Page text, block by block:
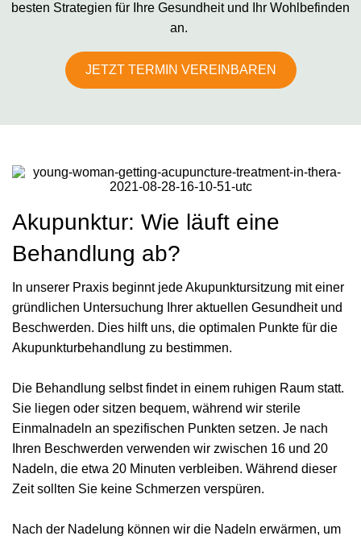
besten Strategien für Ihre Gesundheit und Ihr Wohlbefinden
an.
JETZT TERMIN VEREINBAREN
Akupunktur: Wie läuft eine
Behandlung ab?
In unserer Praxis beginnt jede Akupunktursitzung mit einer
gründlichen Untersuchung Ihrer aktuellen Gesundheit und
Beschwerden. Dies hilft uns, die optimalen Punkte für die
Akupunkturbehandlung zu bestimmen.
Die Behandlung selbst findet in einem ruhigen Raum statt.
Sie liegen oder sitzen bequem, während wir sterile
Einmalnadeln an spezifischen Punkten setzen. Je nach
Ihren Beschwerden verwenden wir zwischen 16 und 20
Nadeln, die etwa 20 Minuten verbleiben. Während dieser
Zeit sollten Sie keine Schmerzen verspüren.
Nach der Nadelung können wir die Nadeln erwärmen, um